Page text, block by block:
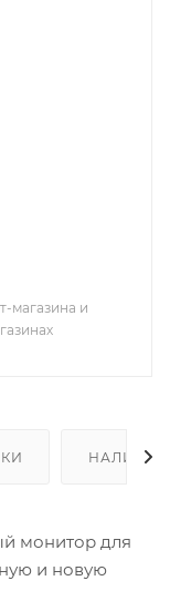
6,35мм
магазина и
НАЛИЧИЕ
монитор для
и новую